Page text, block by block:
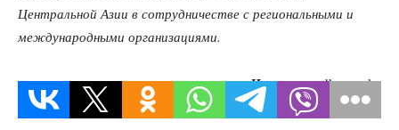
Центральной Азии в сотрудничестве с региональными и
международными организациями.
Источник: dknews.kz